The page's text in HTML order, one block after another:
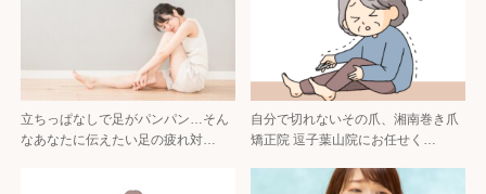
立ちっぱなしで足がパンパン…そん
なあなたに伝えたい足の疲れ対…
自分で切れないその爪、湘南巻き爪
矯正院 逗子葉山院にお任せく…